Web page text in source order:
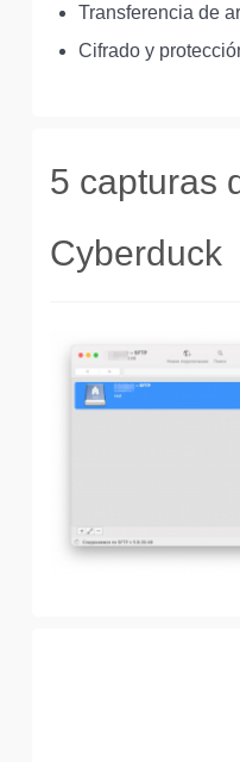
Transferencia de
Cifrado y
5 capturas
Cyberduck